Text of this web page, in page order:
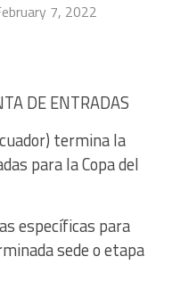
7, 2022
DE ENTRADAS
termina la
para la Copa del
específicas para
sede o etapa